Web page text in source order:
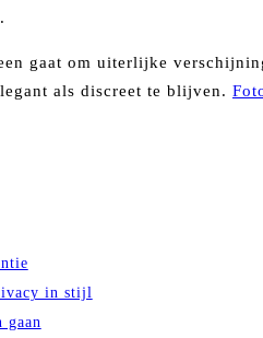
gaat om uiterlijke
als discreet te blijven.
in stijl
gaan